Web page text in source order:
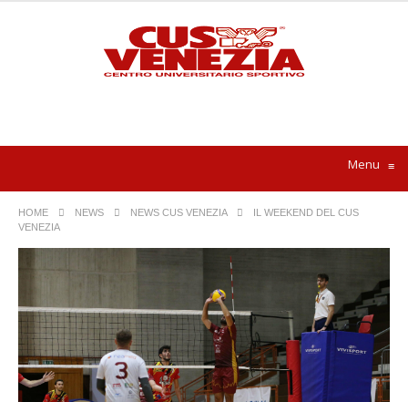
Menu ≡
HOME NEWS NEWS CUS VENEZIA
IL WEEKEND DEL CUS
VENEZIA